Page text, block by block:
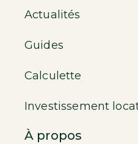
Actualités
Guides
Calculette
Investissement
À propos